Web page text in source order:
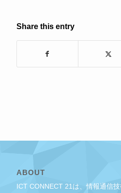
Share this entry
ABOUT
ICT CONNECT 21は、情報通信